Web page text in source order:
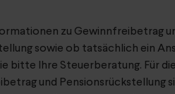
zu Gewinnfreibetrag
sowie ob tatsächlich ein
bitte Ihre Steuerberatung. Für
und Pensionsrückstellung